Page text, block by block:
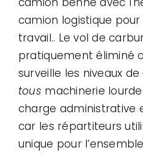
camion logistique
travail.. Le vol de
pratiquement éliminé
surveille les niveaux
tous machinerie
charge administrative
car les répartiteurs
unique pour